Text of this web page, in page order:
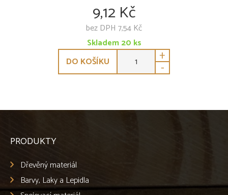
9,12 Kč
bez DPH 7,54 Kč
Skladem20 ks
DO KOŠÍKU
+
-
PRODUKTY
Dřevěný materiál
Barvy, Laky a Lepidla